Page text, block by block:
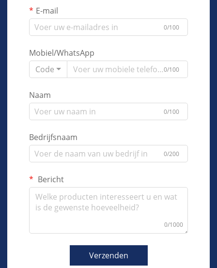
E-mail
0/100
Mobiel/WhatsApp
Code
0/100
Naam
0/100
Bedrijfsnaam
0/200
Bericht
0/1000
Verzenden